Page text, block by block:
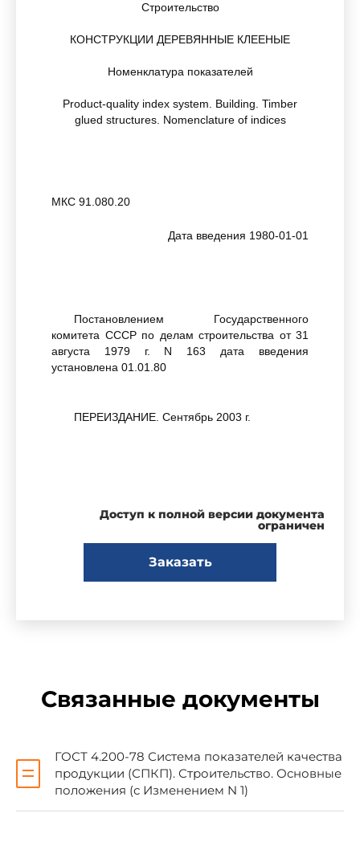
Строительство
КОНСТРУКЦИИ ДЕРЕВЯННЫЕ КЛЕЕНЫЕ
Номенклатура показателей
Product-quality index system. Building. Timber
glued structures. Nomenclature of indices
МКС 91.080.20
Дата введения 1980-01-01
Постановлением Государственного
комитета СССР по делам строительства от 31
августа 1979 г. N 163 дата введения
установлена 01.01.80
ПЕРЕИЗДАНИЕ. Сентябрь 2003 г.
Настоящий стандарт распространяется на
клееные деревянные конструкции и
качества для применения при:
конструкций;
планировании ее качества;
разработке систем управления качеством;
Доступ к полной версии документа
ограничен
Заказать
Связанные документы
ГОСТ 4.200-78 Система показателей качества
продукции (СПКП). Строительство. Основные
положения (с Изменением N 1)